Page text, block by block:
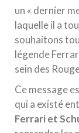
un « dernier
laquelle il a
souhaitons
légende
sein des
Ce message
qui a existé
Ferrari et